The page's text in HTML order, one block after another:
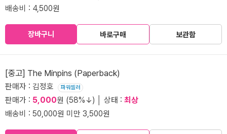
배송비 : 4,500원
장바구니 바로구매 보관함
[중고] The Minpins (Paperback)
판매자 : 김정호 파워셀러
판매가 : 5,000원 (58%↓) │ 상태 : 최상
배송비 : 50,000원 미만 3,500원